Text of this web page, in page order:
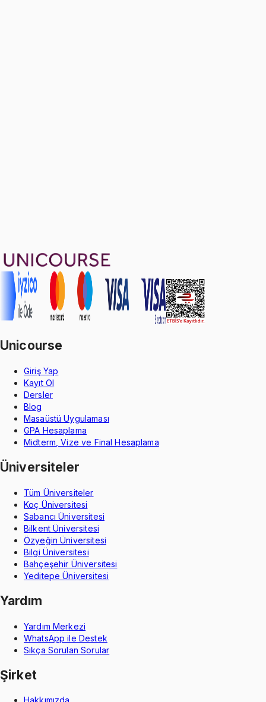
Unicourse
Giriş Yap
Kayıt Ol
Dersler
Blog
Masaüstü Uygulaması
GPA Hesaplama
Midterm, Vize ve Final Hesaplama
Üniversiteler
Tüm Üniversiteler
Koç Üniversitesi
Sabancı Üniversitesi
Bilkent Üniversitesi
Özyeğin Üniversitesi
Bilgi Üniversitesi
Bahçeşehir Üniversitesi
Yeditepe Üniversitesi
Yardım
Yardım Merkezi
WhatsApp ile Destek
Sıkça Sorulan Sorular
Şirket